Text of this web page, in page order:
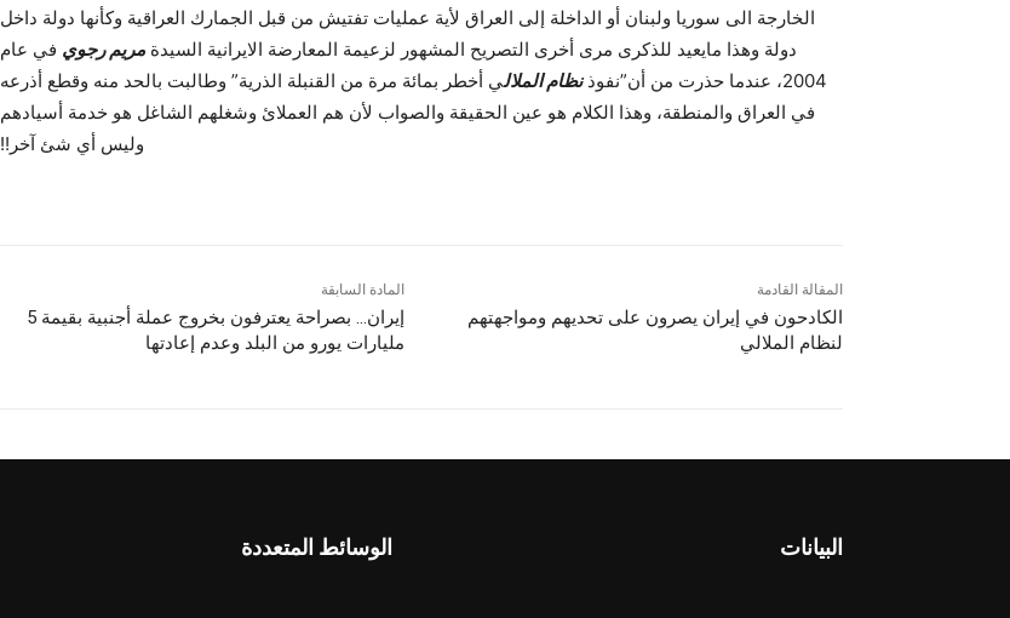
الخارجة الى سوريا ولبنان أو الداخلة إلى العراق لأية عمليات تفتيش من قبل الجمارك العراقية وکأنها دولة داخل
دولة وهذا مايعيد للذکرى مرى أخرى التصريح المشهور لزعيمة المعارضة الايرانية السيدة مريم رجوي في عام
2004، عندما حذرت من أن”نفوذ
نظام الملالي أخطر بمائة مرة من القنبلة الذرية” وطالبت بالحد منه وقطع أذرعه
في العراق والمنطقة، وهذا الکلام هو عين الحقيقة والصواب لأن هم العملائ وشغلهم الشاغل هو خدمة أسيادهم
وليس أي شئ آخر!!
المادة السابقة
إيران… بصراحة یعترفون بخروج عملة أجنبية بقيمة 5
مليارات يورو من البلد وعدم إعادتها
المقالة القادمة
الکادحون في إيران يصرون على تحديهم ومواجهتهم
لنظام الملالي
الوسائط المتعددة البيانات